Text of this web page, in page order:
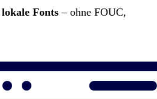
lokale Fonts – ohne FOUC,